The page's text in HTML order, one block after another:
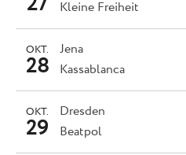
Kleine Freiheit
Jena
OKT.
28 Kassablanca
Dresden
OKT.
29 Beatpol